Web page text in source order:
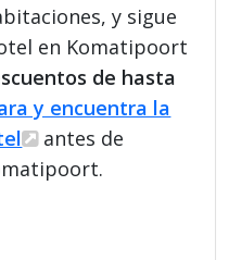
y sigue
en Komatipoort
de hasta
y encuentra la
antes de